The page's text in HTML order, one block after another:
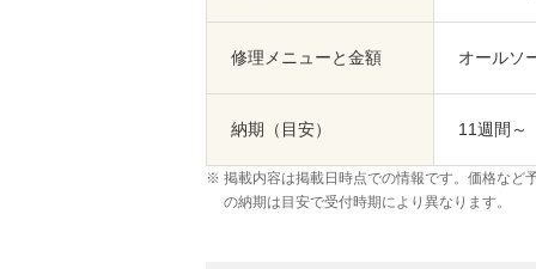
修理メニューと金額 オール
納期（目安） 11週間～
掲載内容は掲載日時点での情報です。価格など
の納期は目安で受付時期により異なります。